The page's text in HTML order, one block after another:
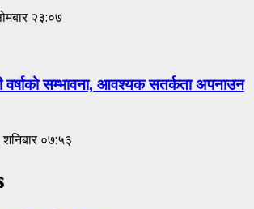
२३:०७
वर्षाको सम्भावना, आवश्यक सतर्कता अपनाउन
०७:५३